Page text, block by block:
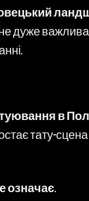
дуже важлива
в
тату-
означає.